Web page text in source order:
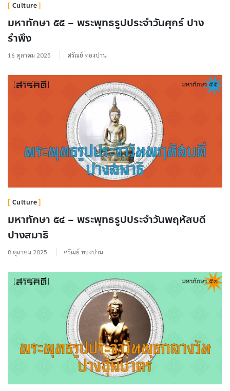
Culture
มหาทักษา ๕๕ – พระพุทธรูปประจำวันศุกร์ ปาง
รำพึง
16 ตุลาคม 2025 ศรัณย์ ทองปาน
Culture
มหาทักษา ๕๔ – พระพุทธรูปประจำวันพฤหัสบดี
ปางสมาธิ
8 ตุลาคม 2025 ศรัณย์ ทองปาน